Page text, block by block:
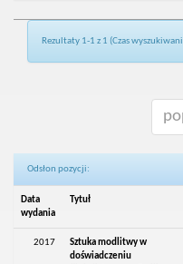
Rezultaty 1-1 z 1 (Czas
Odsłon pozycji:
Data
wydania
Tytuł
2017
Sztuka modlitwy w
doświadczeniu